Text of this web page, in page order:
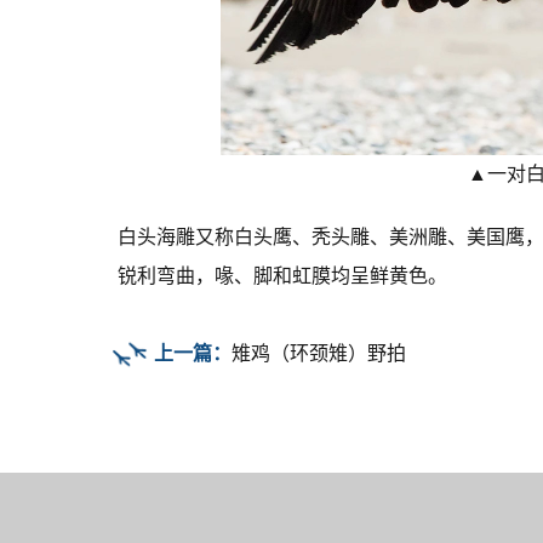
▲一对
白头海雕又称白头鹰、秃头雕、美洲雕、美国鹰
锐利弯曲，喙、脚和虹膜均呈鲜黄色。
上一篇： 雉鸡（环颈雉）野拍